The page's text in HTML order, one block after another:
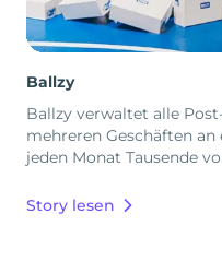
Ballzy
Ballzy verwaltet alle
mehreren Geschäften
jeden Monat Tausende
Story lesen